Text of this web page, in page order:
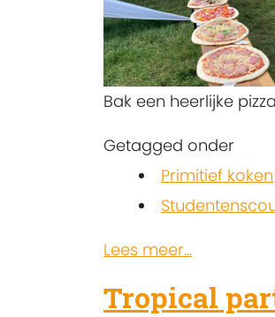
Bak een heerlijke
Getagged onder
Primitief koken
Lees meer...
Tropical